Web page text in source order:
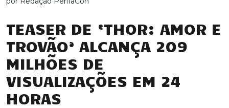
TEASER DE ‘THOR: AMOR E
TROVÃO’ ALCANÇA 209
MILHÕES DE
VISUALIZAÇÕES EM 24
HORAS